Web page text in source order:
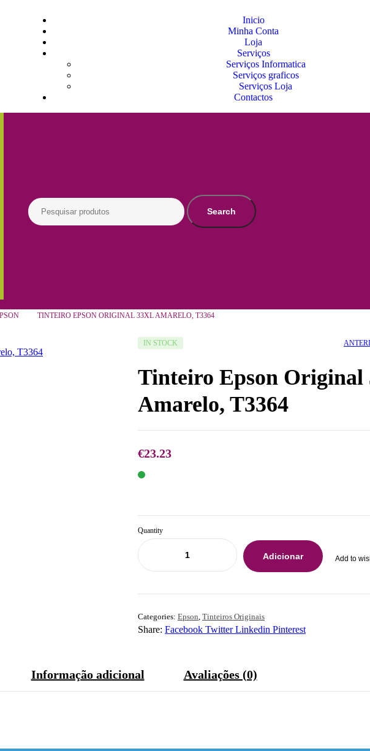
Inicio
Minha Conta
Loja
Serviços
Serviços Informatica
Serviços graficos
Serviços Loja
Contactos
Search
TINTEIRO EPSON ORIGINAL 33XL AMARELO, T3364
IN STOCK
Tinteiro Epson Original
Amarelo, T3364
€23.23
Quantity
Adicionar Add to
Categories: Epson, Tinteiros Originais
Share: Facebook Twitter Linkedin Pinterest
Informação adicional Avaliações (0)